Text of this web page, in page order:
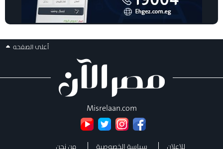
أعلى الصفحه
Misrelaan.com
للإعلان سياسة الخصوصية من نحن